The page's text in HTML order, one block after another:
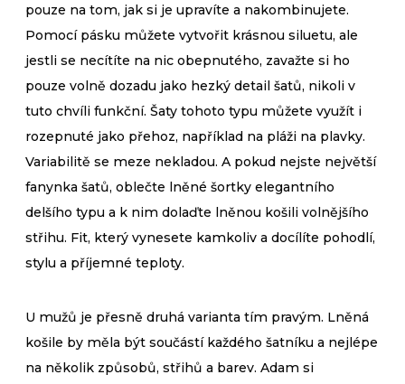
pouze na tom, jak si je upravíte a nakombinujete.
Pomocí pásku můžete vytvořit krásnou siluetu, ale
jestli se necítíte na nic obepnutého, zavažte si ho
pouze volně dozadu jako hezký detail šatů, nikoli v
tuto chvíli funkční. Šaty tohoto typu můžete využít i
rozepnuté jako přehoz, například na pláži na plavky.
Variabilitě se meze nekladou. A pokud nejste největší
fanynka šatů, oblečte lněné šortky elegantního
delšího typu a k nim dolaďte lněnou košili volnějšího
střihu. Fit, který vynesete kamkoliv a docílíte pohodlí,
stylu a příjemné teploty.
U mužů je přesně druhá varianta tím pravým. Lněná
košile by měla být součástí každého šatníku a nejlépe
na několik způsobů, střihů a barev. Adam si